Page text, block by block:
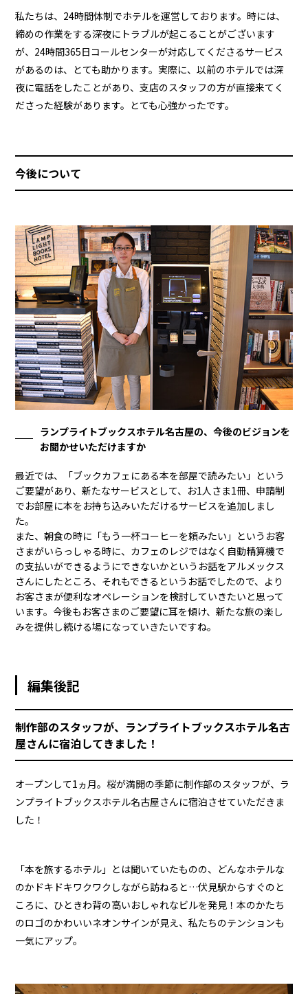
私たちは、24時間体制でホテルを運営しております。時には、
締めの作業をする深夜にトラブルが起こることがございます
が、24時間365日コールセンターが対応してくださるサービス
があるのは、とても助かります。実際に、以前のホテルでは深
夜に電話をしたことがあり、支店のスタッフの方が直接来てく
ださった経験があります。とても心強かったです。
今後について
ランプライトブックスホテル名古屋の、今後のビジョンを
お聞かせいただけますか
最近では、「ブックカフェにある本を部屋で読みたい」という
ご要望があり、新たなサービスとして、お1人さま1冊、申請制
でお部屋に本をお持ち込みいただけるサービスを追加しまし
た。
また、朝食の時に「もう一杯コーヒーを頼みたい」というお客
さまがいらっしゃる時に、カフェのレジではなく自動精算機で
の支払いができるようにできないかというお話をアルメックス
さんにしたところ、それもできるというお話でしたので、より
お客さまが便利なオペレーションを検討していきたいと思って
います。今後もお客さまのご要望に耳を傾け、新たな旅の楽し
みを提供し続ける場になっていきたいですね。
編集後記
制作部のスタッフが、ランプライトブックスホテル名古
屋さんに宿泊してきました！
オープンして1ヵ月。桜が満開の季節に制作部のスタッフが、ラ
ンプライトブックスホテル名古屋さんに宿泊させていただきま
した！
「本を旅するホテル」とは聞いていたものの、どんなホテルな
のかドキドキワクワクしながら訪ねると…伏見駅からすぐのと
ころに、ひときわ背の高いおしゃれなビルを発見！本のかたち
のロゴのかわいいネオンサインが見え、私たちのテンションも
一気にアップ。